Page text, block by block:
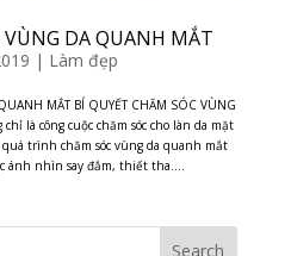
VÙNG DA QUANH MẮT
| Làm đẹp
MẮT BÍ QUYẾT CHĂM SÓC VÙNG
là công cuộc chăm sóc cho làn da mặt
trình chăm sóc vùng da quanh mắt
ánh nhìn say đắm, thiết tha....